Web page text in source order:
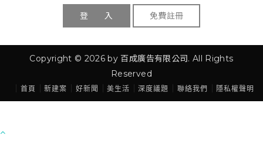
登 入 免費註冊
Copyright © 2026 by 百成廣告有限公司. All Rights
Reserved
首頁 ｜新建案 好新聞 美生活 ｜深度議題 聯絡我們 隱私權聲明